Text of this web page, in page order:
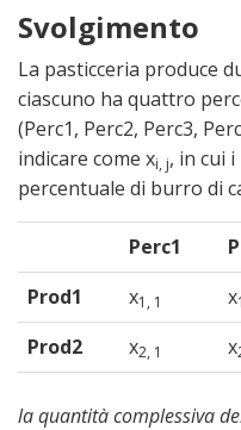
Svolgimento
La pasticceria produce
ciascuno ha quattro
(Perc1, Perc2, Perc3,
indicare come xi, j, in cui
percentuale di burro di
Perc1
Prod1
x1, 1 x
Prod2 x2, 1 x
la quantità complessiva